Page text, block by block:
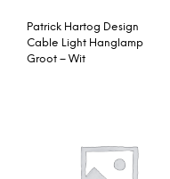
Patrick Hartog Design
Cable Light Hanglamp
Groot – Wit